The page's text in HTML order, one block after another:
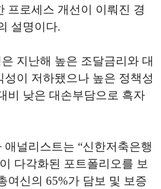
프로세스 개선이 이뤄진 경
설명이다.
지난해 높은 조달금리와 대
이 저하됐으나 높은 정책성
비 낮은 대손부담으로 흑자
널리스트는 “신한저축은행
다각화된 포트폴리오를 보
여신의 65%가 담보 및 보증